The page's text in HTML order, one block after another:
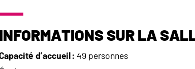
Informations sur la
d’accueil :49 personnes